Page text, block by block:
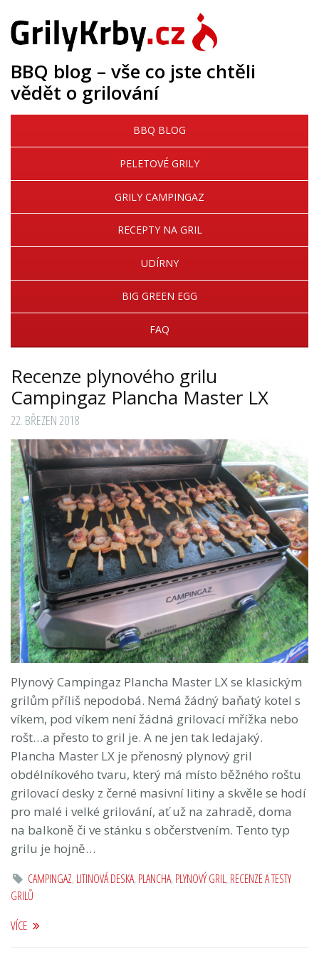
BBQ blog – vše co jste chtěli
vědět o grilování
BBQ BLOG
PELETOVÉ GRILY
GRILY CAMPINGAZ
RECEPTY NA GRIL
UDÍRNY
BIG GREEN EGG
FAQ
Recenze plynového grilu
Campingaz Plancha Master LX
22. BŘEZEN 2018
Plynový Campingaz Plancha Master LX se klasickým
grilům příliš nepodobá. Nemá žádný baňatý kotel s
víkem, pod víkem není žádná grilovací mřížka nebo
rošt…a přesto to gril je. A ne jen tak ledajaký.
Plancha Master LX je přenosný plynový gril
obdélníkového tvaru, který má místo běžného roštu
grilovací desky z černé masivní litiny a skvěle se hodí
pro malé i velké grilování, ať už na zahradě, doma
na balkoně či ve stánku s občerstvením. Tento typ
grilu je hojně…
CAMPINGAZ,LITINOVÁ DESKA,PLANCHA,PLYNOVÝ GRIL,RECENZE A TESTY
GRILŮ
VÍCE